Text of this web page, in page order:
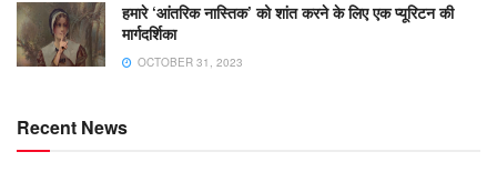
हमारे ‘आंतरिक नास्तिक’ को शांत करने के लिए एक प्यूरिटन की
मार्गदर्शिका
OCTOBER 31, 2023
Recent News